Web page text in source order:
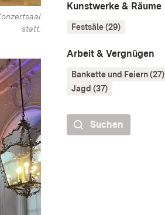
statt.
Kunstwerke & Räume
Festsäle (29)
Arbeit & Vergnügen
Bankette und Feiern (27)
Jagd (37)
Suchen